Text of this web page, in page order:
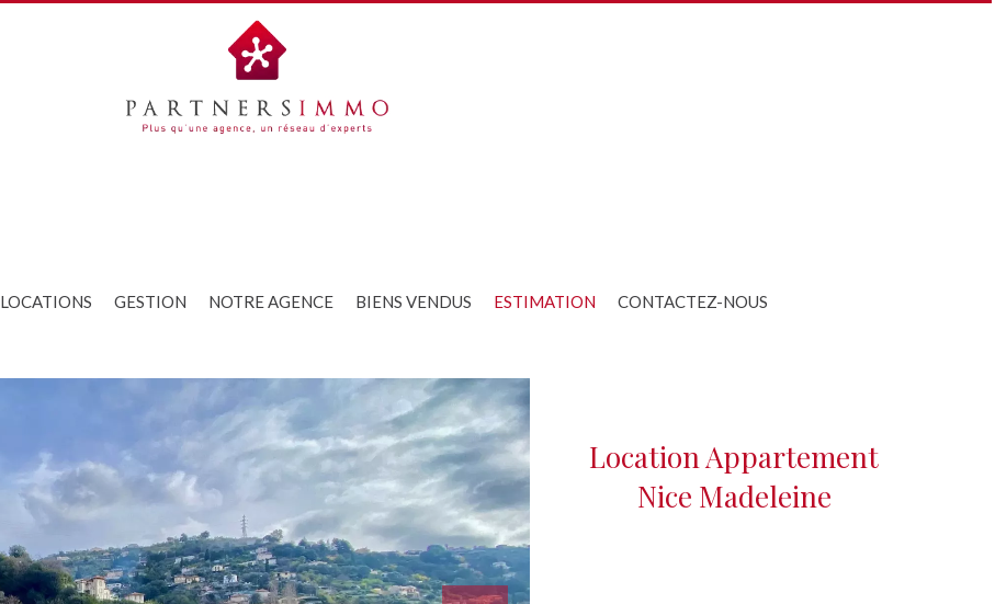
LOCATIONS GESTION NOTRE AGENCE BIENS VENDUS ESTIMATION CONTACTEZ-NOUS
Location Appartement
Nice Madeleine